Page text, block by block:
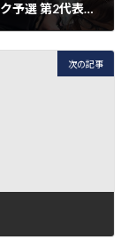
【A】◯篠原イーグルス 16-1 (YBBLブロック予選 第2代表戦)
次の記事